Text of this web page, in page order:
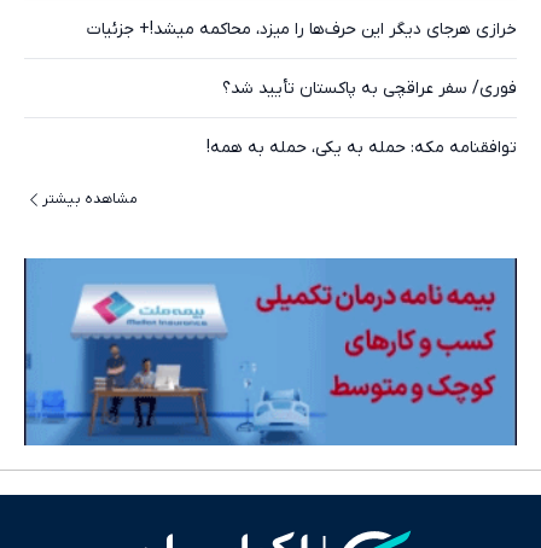
خرازی هرجای دیگر این حرف‌ها را میزد، محاکمه میشد!+ جزئیات
فوری/ سفر عراقچی به پاکستان تأیید شد؟
توافقنامه مکه: حمله به یکی، حمله به همه!
مشاهده بیشتر